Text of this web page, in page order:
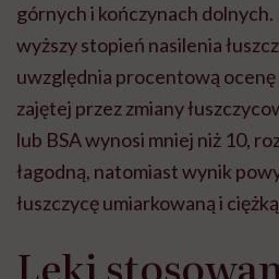
górnych i kończynach
wyższy stopień nasilenia
uwzględnia procentową ocenę
zajętej przez zmiany
lub BSA wynosi mniej niż 10,
łagodną, natomiast wynik
łuszczycę umiarkowaną i
Leki